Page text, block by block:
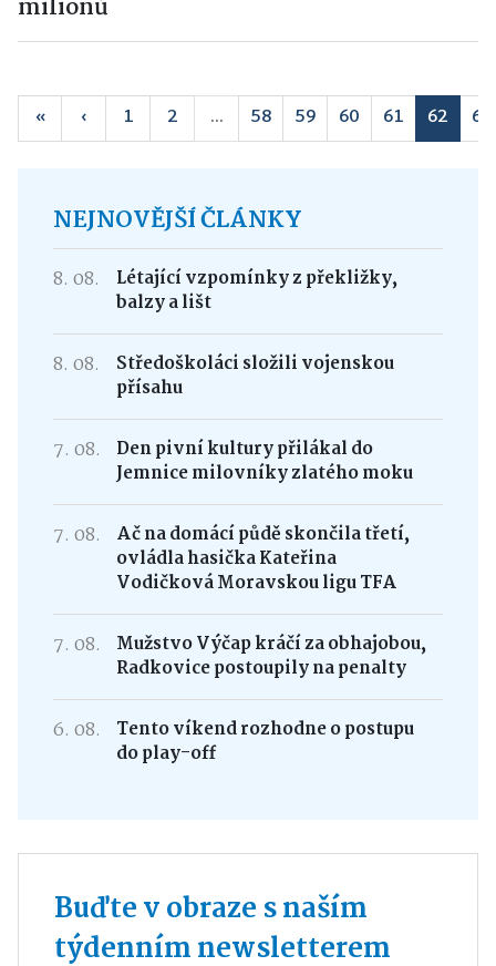
milionů
« ‹ 1 2 ... 58 59 60 61 62 63
NEJNOVĚJŠÍ ČLÁNKY
8. 08.
Létající vzpomínky z překližky,
balzy a lišt
8. 08.
Středoškoláci složili vojenskou
přísahu
7. 08.
Den pivní kultury přilákal do
Jemnice milovníky zlatého moku
7. 08.
Ač na domácí půdě skončila třetí,
ovládla hasička Kateřina
Vodičková Moravskou ligu TFA
7. 08.
Mužstvo Výčap kráčí za obhajobou,
Radkovice postoupily na penalty
6. 08.
Tento víkend rozhodne o postupu
do play-off
Buďte v obraze s naším
týdenním newsletterem